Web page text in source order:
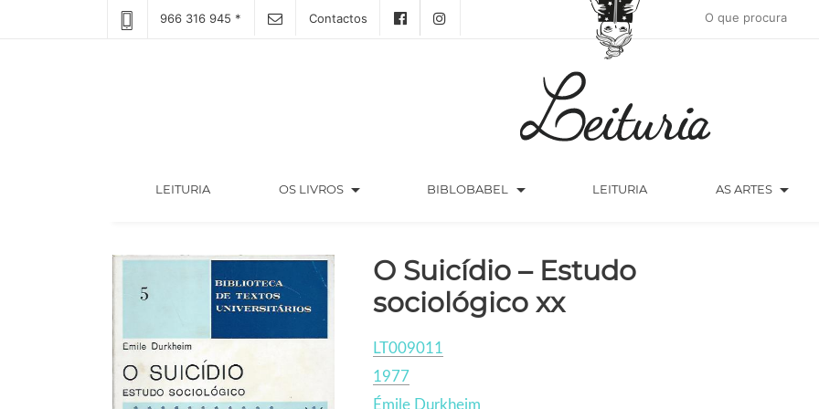
966 316 945 * Contactos
LEITURIA(CURRENT) OS LIVROS arrow_drop_down BIBLOBABEL arrow_drop_down LEITURIA AS ARTES arrow_drop_down
O Suicídio – Estudo
sociológico xx
LT009011
1977
Émile Durkheim